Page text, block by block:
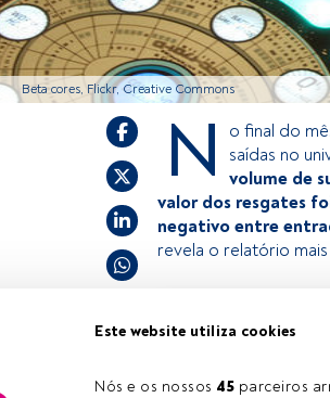
Este website utiliza cookies
Nós e os nossos 45 parceiros
Beta cores, Flickr, Creative Commons
Tempo de leitura: 1 min.
N
o final do
saídas no
volume de
valor dos resgates
negativo entre
revela o relatório
Este é um artigo
convidamo-lo a